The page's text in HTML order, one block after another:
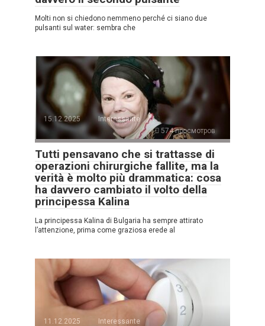
Molti non si chiedono nemmeno perché ci siano due
pulsanti sul water: sembra che
15.12.2025
Interessante
574 просмотров
Tutti pensavano che si trattasse di
operazioni chirurgiche fallite, ma la
verità è molto più drammatica: cosa
ha davvero cambiato il volto della
principessa Kalina
La principessa Kalina di Bulgaria ha sempre attirato
l’attenzione, prima come graziosa erede al
11.12.2025
Interessante